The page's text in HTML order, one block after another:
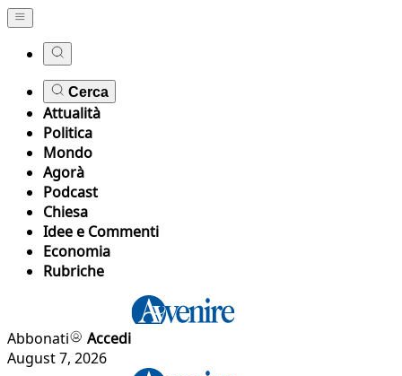
Cerca
Attualità
Politica
Mondo
Agorà
Podcast
Chiesa
Idee e Commenti
Economia
Rubriche
Abbonati
Accedi
August 7, 2026